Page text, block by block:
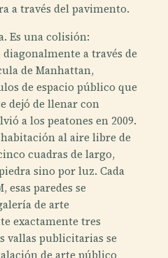
a través del pavimento.
Es una colisión:
a través de
de Manhattan,
de espacio público que
dejó de llenar con
a los peatones en 2009.
al aire libre de
cuadras de largo,
sino por luz. Cada
esas paredes se
de arte
exactamente tres
vallas publicitarias se
de arte público